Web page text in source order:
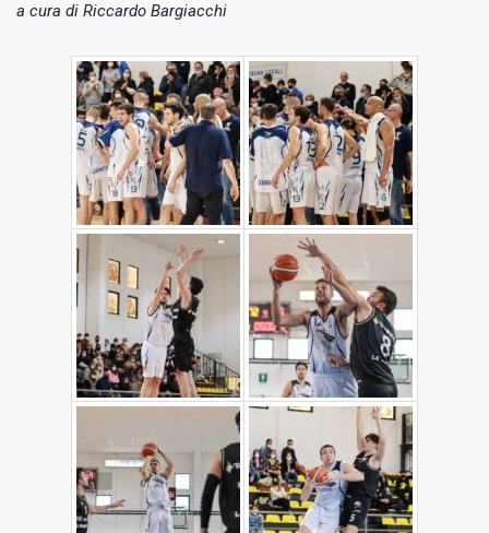
a cura di Riccardo Bargiacchi